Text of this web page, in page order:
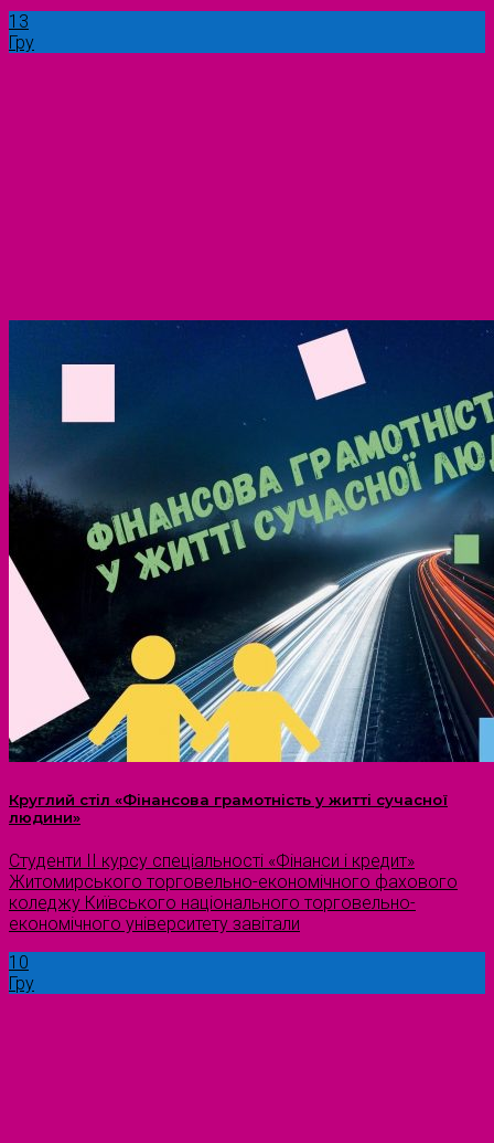
13
Гру
Круглий стіл «Фінансова грамотність у житті сучасної
людини»
Студенти II курсу спеціальності «Фінанси і кредит»
Житомирського торговельно-економічного фахового
коледжу Київського національного торговельно-
економічного університету завітали
10
Гру